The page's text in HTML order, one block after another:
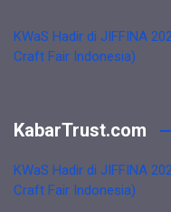
KWaS Hadir di JIFFINA
Craft Fair Indonesia)
KabarTrust.com
KWaS Hadir di JIFFINA
Craft Fair Indonesia)